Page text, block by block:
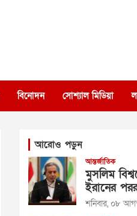
বিনোদন সোশ্যাল মিডিয়া
আরোও পড়ুন
আন্তর্জাতিক
মুসলিম
ইরানের
শনিবার, ০৮